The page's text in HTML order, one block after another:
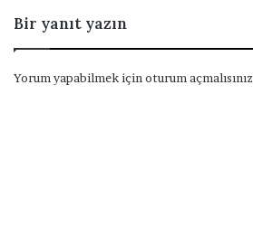
Bir yanıt yazın
Yorum yapabilmek için oturum açmalısınız